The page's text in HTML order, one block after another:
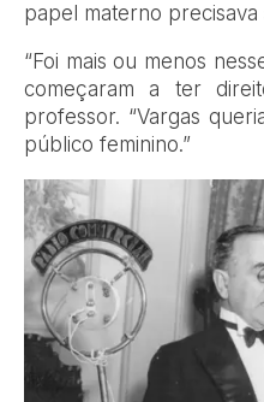
papel materno
“Foi mais ou menos
começaram a ter
professor. “Vargas
público feminino.”